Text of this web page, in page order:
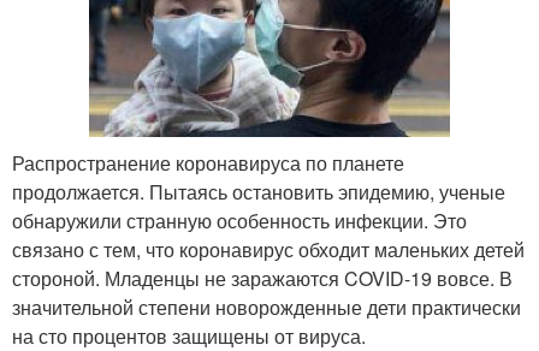
Распространение коронавируса по планете
продолжается. Пытаясь остановить эпидемию, ученые
обнаружили странную особенность инфекции. Это
связано с тем, что коронавирус обходит маленьких детей
стороной. Младенцы не заражаются COVID-19 вовсе. В
значительной степени новорожденные дети практически
на сто процентов защищены от вируса.